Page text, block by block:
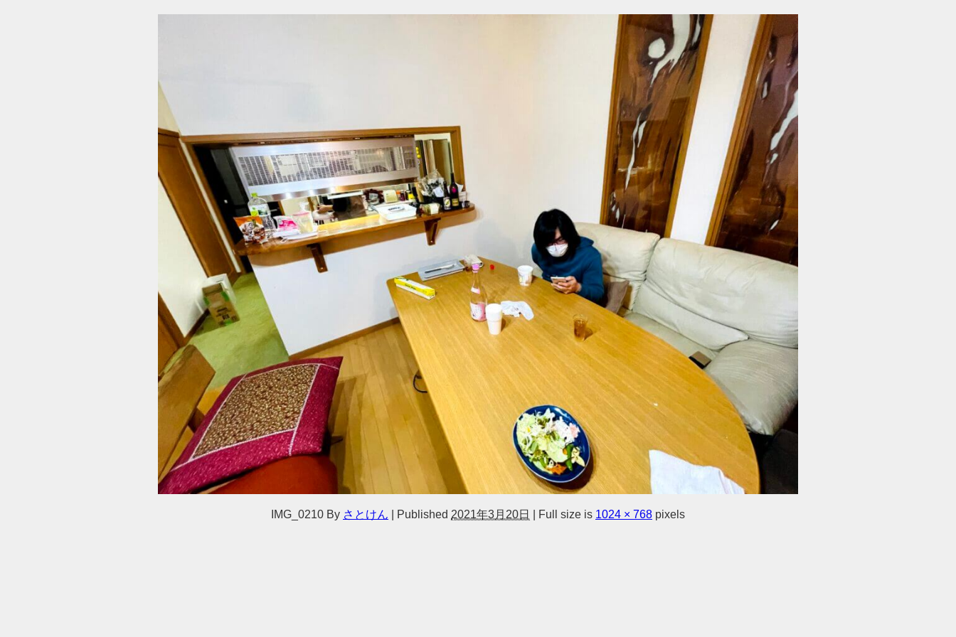
IMG_0210 By さとけん Published 2021年3月20日 Full size is 1024 × 768 pixels